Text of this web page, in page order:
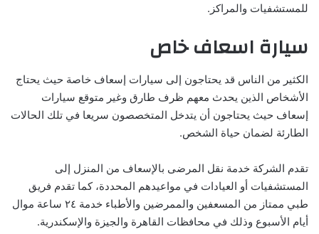
للمستشفيات والمراكز.
سيارة اسعاف خاص
الكثير من الناس قد يحتاجون إلى سيارات إسعاف خاصة حيث يحتاج
الأشخاص الذين يحدث معهم ظرف طارق وغير متوقع سيارات
إسعاف حيث يحتاجون أن يتدخل المتخصصون سريعا في تلك الحالات
الطارئة لضمان حياة الشخص.
تقدم الشركة خدمة نقل المرضى بالإسعاف من المنزل إلى
المستشفيات أو العيادات في مواعيدهم المحددة، كما تقدم فريق
طبي ممتاز من المسعفين والممرضين والأطباء خدمة ٢٤ ساعة موال
أيام الأسبوع وذلك في محافظات القاهرة والجيزة والإسكندرية.